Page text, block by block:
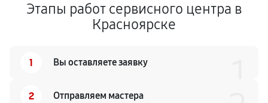
Этапы работ сервисного центра в
Красноярске
1 Вы оставляете заявку
2 Отправляем мастера